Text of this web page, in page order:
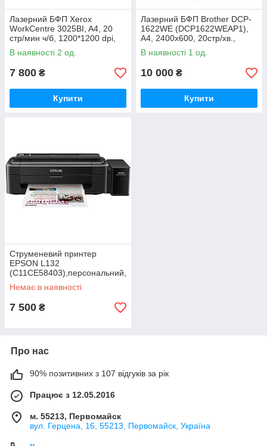
Лазерний БФП Xerox
WorkCentre 3025BI, A4, 20
стр/мин ч/б, 1200*1200 dpi,
USB (106R03048,
106R02773)
В наявності 2 од.
7 800 ₴
Купити
Лазерний БФП Brother DCP-
1622WE (DCP1622WEAP1),
A4, 2400х600, 20стр/хв.,
планшетний, USB (TN-1095)
В наявності 1 од.
10 000 ₴
Купити
Струменевий принтер
EPSON L132
(C11CE58403),персональний,
кольоровий, 3.5 стр/хв., USB
Немає в наявності
7 500 ₴
Про нас
90% позитивних з 107 відгуків за рік
Працює з 12.05.2016
м. 55213, Первомайск
вул. Герцена, 16, 55213, Первомайск, Україна